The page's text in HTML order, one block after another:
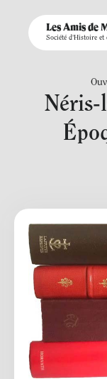
Les Amis de
Société d'Histoire et
Néris-